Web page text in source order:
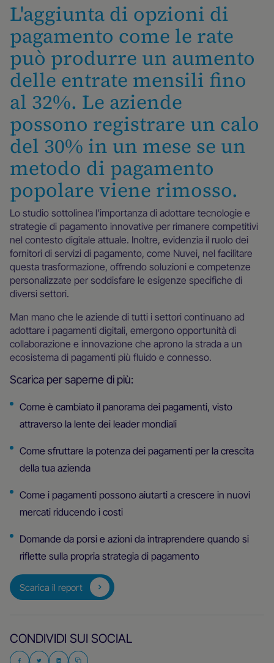
L'aggiunta di opzioni di
pagamento come le rate
può produrre un aumento
delle entrate mensili fino
al 32%. Le aziende
possono registrare un calo
del 30% in un mese se un
metodo di pagamento
popolare viene rimosso.
Lo studio sottolinea l'importanza di adottare tecnologie e
strategie di pagamento innovative per rimanere competitivi
nel contesto digitale attuale. Inoltre, evidenzia il ruolo dei
fornitori di servizi di pagamento, come Nuvei, nel facilitare
questa trasformazione, offrendo soluzioni e competenze
personalizzate per soddisfare le esigenze specifiche di
diversi settori.
Man mano che le aziende di tutti i settori continuano ad
adottare i pagamenti digitali, emergono opportunità di
collaborazione e innovazione che aprono la strada a un
ecosistema di pagamenti più fluido e connesso.
Scarica per saperne di più:
Come è cambiato il panorama dei pagamenti, visto
attraverso la lente dei leader mondiali
Come sfruttare la potenza dei pagamenti per la crescita
della tua azienda
Come i pagamenti possono aiutarti a crescere in nuovi
mercati riducendo i costi
Domande da porsi e azioni da intraprendere quando si
riflette sulla propria strategia di pagamento
Scarica il report
CONDIVIDI SUI SOCIAL